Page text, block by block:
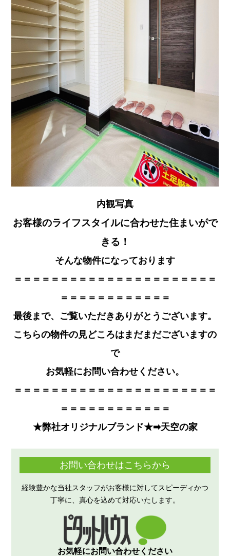
内観写真
お客様のライフスタイルに合わせた住まいがで
きる！
そんな物件になっております
＝＝＝＝＝＝＝＝＝＝＝＝＝＝＝＝＝＝＝＝＝＝
＝＝＝＝＝＝＝＝＝＝＝＝
最後まで、ご覧いただきありがとうございます。
こちらの物件の見どころはまだまだございますの
で
お気軽にお問い合わせください。
＝＝＝＝＝＝＝＝＝＝＝＝＝＝＝＝＝＝＝＝＝＝
＝＝＝＝＝＝＝＝＝＝＝＝
★弊社オリジナルブランド★➡天空の家
お問い合わせはこちらから
経験豊かな当社スタッフがお客様に対してスピーディかつ
丁寧に、真心を込めて対応いたします。
お気軽にお問い合わせください